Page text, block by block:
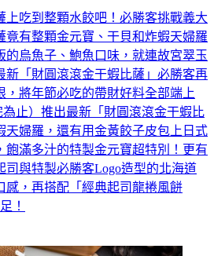
上吃到整顆水餃吧！必勝客挑戰義大
竟有整顆金元寶、干貝和炸蝦天婦羅
的烏魚子、鮑魚口味，就連故宮翠玉
新「財圓滾滾金干蝦比薩」必勝客再
，將年節必吃的帶財好料全部端上
止）推出最新「財圓滾滾金干蝦比
天婦羅，還有用金黃餃子皮包上日式
飽滿多汁的特製金元寶超特別！更有
司與特製必勝客Logo造型的北海道
感，再搭配「經典起司龍捲風餅
！